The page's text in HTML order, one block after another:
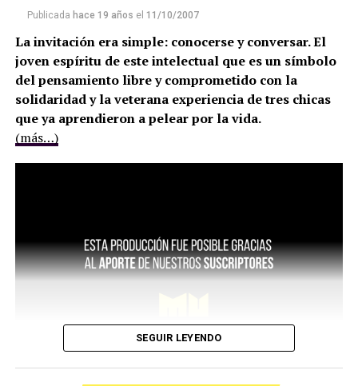
Publicada hace 19 años el 11/10/2007
La invitación era simple: conocerse y conversar. El
joven espíritu de este intelectual que es un símbolo
del pensamiento libre y comprometido con la
solidaridad y la veterana experiencia de tres chicas
que ya aprendieron a pelear por la vida.
(más…)
SEGUIR LEYENDO